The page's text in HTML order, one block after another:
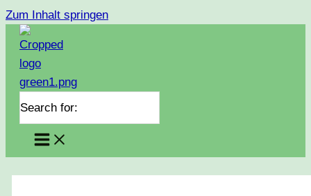
Zum Inhalt springen
Search for: